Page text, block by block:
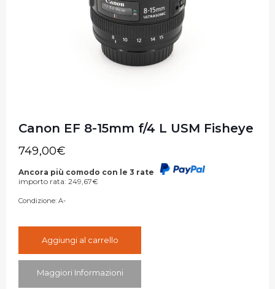
Canon EF 8-15mm f/4 L USM Fisheye
749,00€
Ancora più comodo con le 3 rate
importo rata: 249,67€
Condizione: A-
Aggiungi al carrello
Maggiori Informazioni